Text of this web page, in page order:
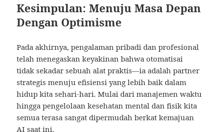
Kesimpulan: Menuju Masa Depan
Dengan Optimisme
Pada akhirnya, pengalaman pribadi dan profesional
telah menegaskan keyakinan bahwa otomatisai
tidak sekadar sebuah alat praktis—ia adalah partner
strategis menuju efisiensi yang lebih baik dalam
hidup kita sehari-hari. Mulai dari manajemen waktu
hingga pengelolaan kesehatan mental dan fisik kita
semua terasa sangat dipermudah berkat kemajuan
AI saat ini.